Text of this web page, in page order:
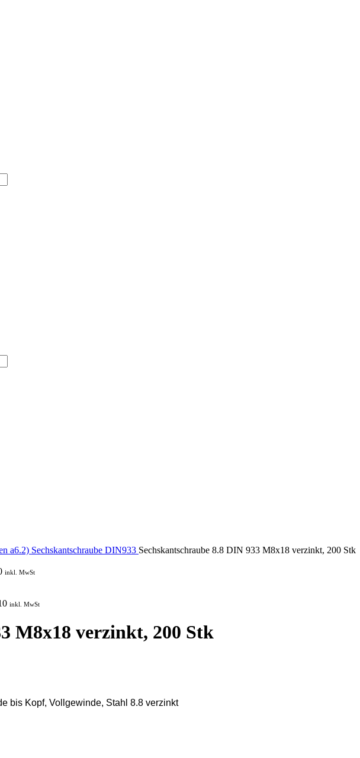
a6.2) Sechskantschraube DIN933 Sechskantschraube 8.8 DIN 933 M8x18 verzinkt, 200 Stk
inkl. MwSt
inkl. MwSt
M8x18 verzinkt, 200 Stk
bis Kopf, Vollgewinde, Stahl 8.8 verzinkt